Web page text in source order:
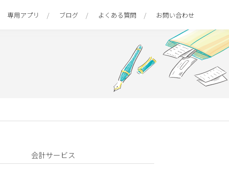
専用アプリ ブログ よくある質問 お問い合わせ
会計サービス